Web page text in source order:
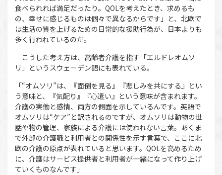
食べられれば満足だったり。QOLを考えたとき、求めるも
の、幸せに感じるものは個々で異なるからです」と、北欧で
は生活の質を上げるための日常的な援助行為が、日本よりも
多く行われているのだ。
こうした考え方は、高齢者介護を指す「エルドレオムソ
リ」というスウェーデン語にも表れている。
「“オムソリ”は、『面倒を見る』『悲しみを共にする』とい
う意味と、『気配り』『心遣い』という意味が含まれます。
介護の実働と感情、両方の側面を示しているんです。英語で
オムソリは“ケア”と訳されるのですが、オムソリは動物の世
話や物の管理、家族による介護には使われない言葉。あくま
で外部の介護職と利用者との関係性を示す言葉で、ここに北
欧の介護の原点が表れていると思います。QOLを高めるため
に、介護はサービス提供者と利用者が一緒になって作り上げ
ていくものなんです」